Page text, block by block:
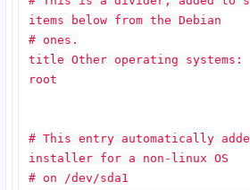
items below from the Debian
# ones.
title Other operating systems:
root
# This entry automatically
installer for a non-linux OS
# on /dev/sda1